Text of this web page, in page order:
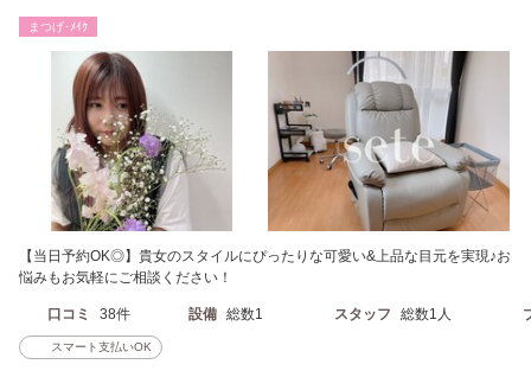
まつげ･ﾒｲｸ
【当日予約OK◎】貴女のスタイルにぴったりな可愛い&上品な目元を実現♪お
悩みもお気軽にご相談ください！
口コミ 38件 設備 総数1 スタッフ 総数1人
スマート支払いOK